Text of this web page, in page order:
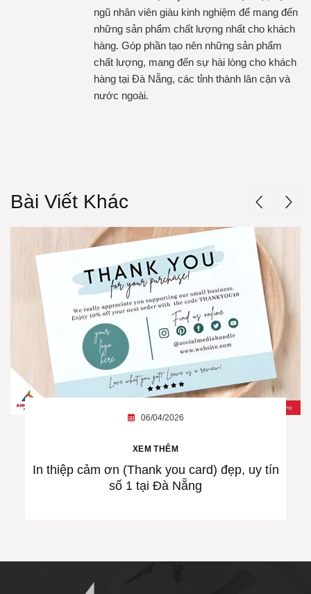
ngũ nhân viên giàu kinh nghiệm để mang đến
những sản phẩm chất lượng nhất cho khách
hàng. Góp phần tạo nên những sản phẩm
chất lượng, mang đến sự hài lòng cho khách
hàng tại Đà Nẵng, các tỉnh thành lân cận và
nước ngoài.
Bài Viết Khác
In thiệp cảm ơn (Thank you card) đẹp, uy tín
số 1 tại Đà Nẵng
06/04/2026
XEM THÊM